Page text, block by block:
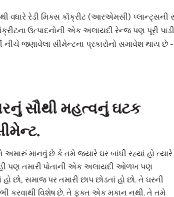
વધારે રેડી મિક્સ કૉંક્રીટ (આરએમસી) પ્લાન્ટ્સની
ઉત્પાદનોની એક અલાયદી રેન્જ પણ પૂરી
નીચે જણાવેલા સીમેન્ટના પ્રકારોનો સમાવેશ થાય છે
સૌથી મહત્વનું ઘટક
અમારું માનવું છે કે તમે જ્યારે ઘર બાંધી રહ્યાં હો ત્યારે
પણ તમારી પોતાની એક અલાયદી ઓળખ પણ
છો, સમાજ પર તમારી છાપ છોડતાં હો છો. તે ઘરની
કરવાથી વિશેષ છે. તે ફક્ત એક મકાન નથી. તે તમે